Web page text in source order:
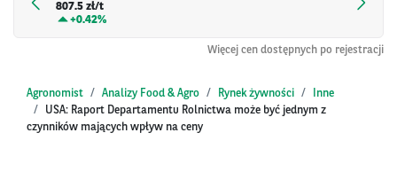
807.5 zł/t
+0.42%
Więcej cen dostępnych po rejestracji
Agronomist Analizy Food & Agro Rynek żywności
Inne
USA: Raport Departamentu Rolnictwa może być jednym z
czynników mających wpływ na ceny